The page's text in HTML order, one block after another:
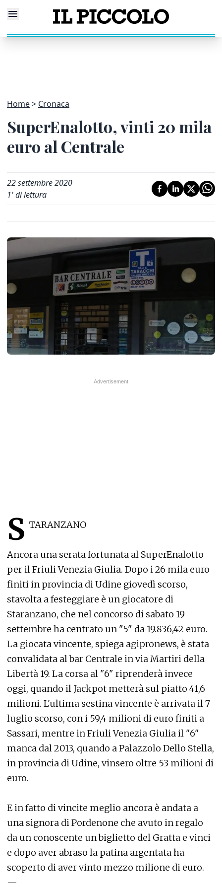
Home Cronaca
SuperEnalotto, vinti 20 mila
euro al Centrale
22 settembre 2020
1' di lettura
S TARANZANO
Ancora una serata fortunata al SuperEnalotto
per il Friuli Venezia Giulia. Dopo i 26 mila euro
finiti in provincia di Udine giovedì scorso,
stavolta a festeggiare è un giocatore di
Staranzano, che nel concorso di sabato 19
settembre ha centrato un "5" da 19.836,42 euro.
La giocata vincente, spiega agipronews, è stata
convalidata al bar Centrale in via Martiri della
Libertà 19. La corsa al "6" riprenderà invece
oggi, quando il Jackpot metterà sul piatto 41,6
milioni. L'ultima sestina vincente è arrivata il 7
luglio scorso, con i 59,4 milioni di euro finiti a
Sassari, mentre in Friuli Venezia Giulia il "6"
manca dal 2013, quando a Palazzolo Dello Stella,
in provincia di Udine, vinsero oltre 53 milioni di
euro.
E in fatto di vincite meglio ancora è andata a
una signora di Pordenone che avuto in regalo
da un conoscente un biglietto del Gratta e vinci
e dopo aver abraso la patina argentata ha
scoperto di aver vinto mezzo milione di euro.
—